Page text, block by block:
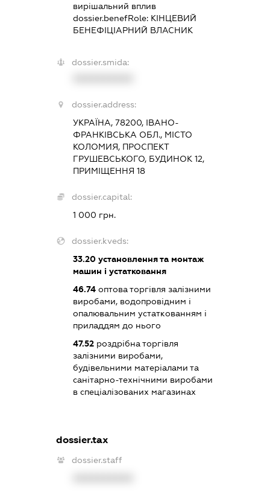
вирішальний вплив
dossier.benefRole: КІНЦЕВИЙ
БЕНЕФІЦІАРНИЙ ВЛАСНИК
dossier.smida:
dossier.address:
УКРАЇНА, 78200, ІВАНО-
ФРАНКІВСЬКА ОБЛ., МІСТО
КОЛОМИЯ, ПРОСПЕКТ
ГРУШЕВСЬКОГО, БУДИНОК 12,
ПРИМІЩЕННЯ 18
dossier.capital:
1 000 грн.
dossier.kveds:
33.20установлення та монтаж
машин і устатковання
46.74оптова торгівля залізними
виробами, водопровідним і
опалювальним устаткованням і
приладдям до нього
47.52роздрібна торгівля
залізними виробами,
будівельними матеріалами та
санітарно-технічними виробами
в спеціалізованих магазинах
dossier.tax
dossier.staff